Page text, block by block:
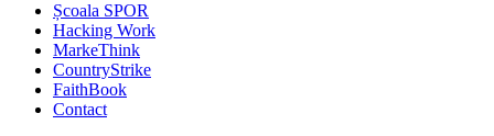
Școala SPOR
Hacking Work
MarkeThink
CountryStrike
FaithBook
Contact